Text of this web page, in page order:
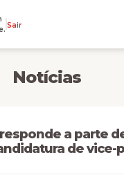
Sair
Notícias
a parte
de vice-